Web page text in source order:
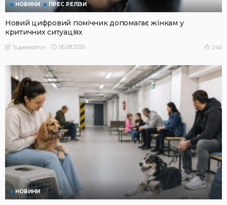
НОВИНИ ПРЕС РЕЛІЗИ
Новий цифровий помічник допомагає жінкам у
критичних ситуаціях
Superadmin 06.08.2026 240
НОВИНИ